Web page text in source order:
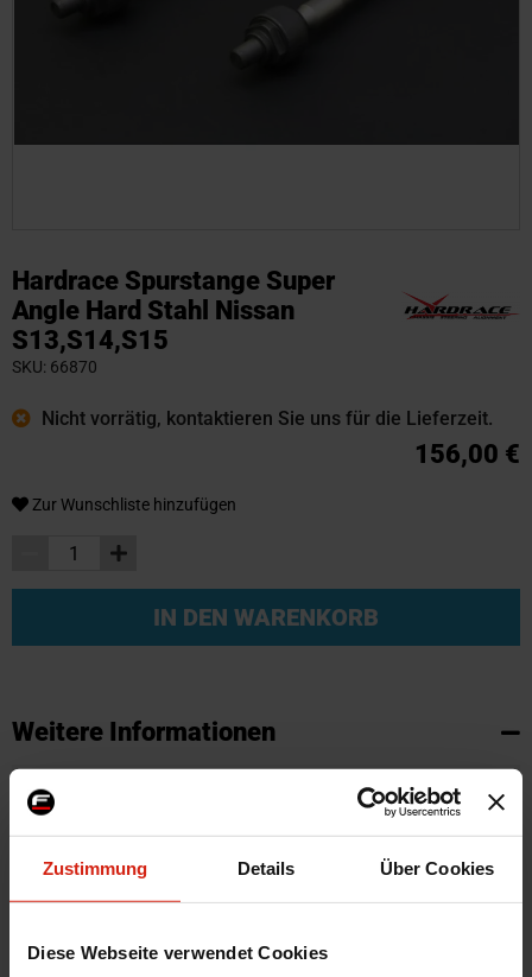
Zustimmung Details Über Cookies
Diese Webseite verwendet Cookies
Hardrace Spurstange Super
Angle Hard Stahl Nissan
S13,S14,S15
SKU 66870
Nicht vorrätig, kontaktieren Sie uns für die Lieferzeit.
156,00 €
Zur Wunschliste hinzufügen
IN DEN WARENKORB
Anfang
der
Bildgalerie
springen
Weitere Informationen
Weitere
Informationen
Marke